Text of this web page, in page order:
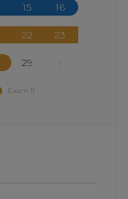
15 16
22 23
29
Exam II